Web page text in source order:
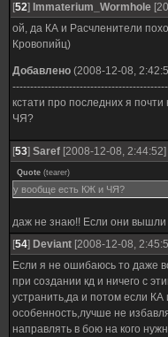
[52] Immaterium_Wormhole
ой, да КА и Расчленители
Кровопийц)
Добавлено (2008-12-08,
кстати про последних я
ЧЯ?
[53] Saref [2008-12-08, 2:44:52]
Quote (tearer)
у вообще есть КЖ и ЧЯ?
даж не знаю!! Если они вышли
[54] Deviant [2008-12-08,
Если я не ошибаюсь то даже
при создании кд и ничего с
устранить,да и потом если
особенность,лучше не
направлять в бою на кого